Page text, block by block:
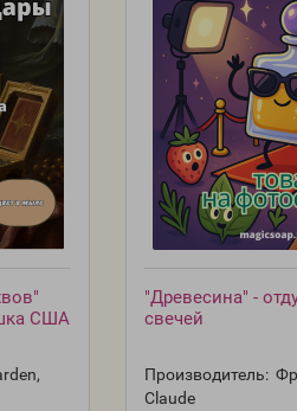
США
"Древесина" -
свечей
Производитель:
Claude